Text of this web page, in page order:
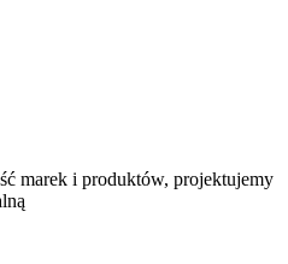
marek i produktów, projektujemy